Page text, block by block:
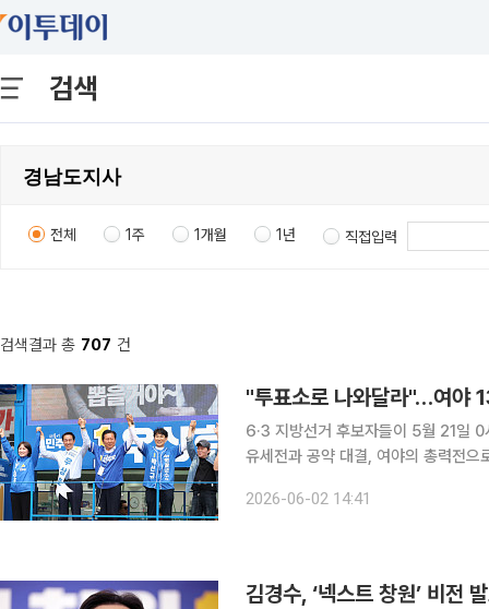
검색
전체 1주 1개월 1년 직접입력
검색결과 총 707 건
6·3 지방선거 후보자들이 5월 21일
유세전과 공약 대결, 여야의 총력전으
정부 출범 이후 처음 치러지는 전국
2026-06-02 14:41
김경수, ‘넥스트 창원’ 비전